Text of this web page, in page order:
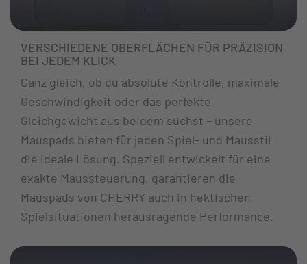
VERSCHIEDENE OBERFLÄCHEN FÜR PRÄZISION
BEI JEDEM KLICK
Ganz gleich, ob du absolute Kontrolle, maximale
Geschwindigkeit oder das perfekte
Gleichgewicht aus beidem suchst – unsere
Mauspads bieten für jeden Spiel- und Mausstil
die ideale Lösung. Speziell entwickelt für eine
exakte Maussteuerung, garantieren die
Mauspads von CHERRY auch in hektischen
Spielsituationen herausragende Performance.